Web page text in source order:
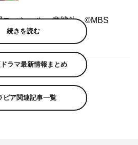
スぺシャル 魔裟斗 ©MBS
続きを読む
ラマ最新情報まとめ
ビア関連記事一覧